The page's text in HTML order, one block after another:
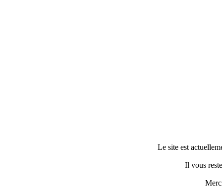
Le site est
Il vous